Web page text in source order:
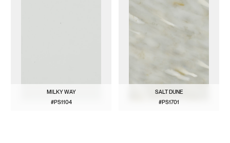
MILKY WAY
#PS1104
SALT DUNE
#PS1701